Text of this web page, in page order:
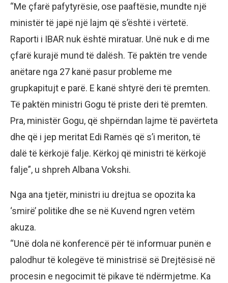
“Me çfarë pafytyrësie, ose paaftësie, mundte një
ministër të japë një lajm që s’është i vërtetë.
Raporti i IBAR nuk është miratuar. Unë nuk e di me
çfarë kurajë mund të dalësh. Të paktën tre vende
anëtare nga 27 kanë pasur probleme me
grupkapitujt e parë. E kanë shtyrë deri të premten.
Të paktën ministri Gogu të priste deri të premten.
Pra, ministër Gogu, që shpërndan lajme të pavërteta
dhe që i jep meritat Edi Ramës që s’i meriton, të
dalë të kërkojë falje. Kërkoj që ministri të kërkojë
falje”, u shpreh Albana Vokshi.
Nga ana tjetër, ministri iu drejtua se opozita ka
‘smirë’ politike dhe se në Kuvend ngren vetëm
akuza.
“Unë dola në konferencë për të informuar punën e
palodhur të kolegëve të ministrisë së Drejtësisë në
procesin e negocimit të pikave të ndërmjetme. Ka